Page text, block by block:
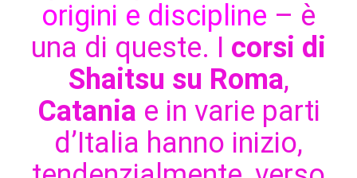
origini e discipline – è
una di queste. I corsi di
Shaitsu su Roma,
Catania e in varie parti
d’Italia hanno inizio,